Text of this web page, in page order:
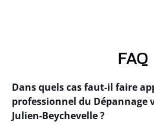
FAQ
Dans quels cas faut-il faire
professionnel du Dépannage
Julien-Beychevelle ?